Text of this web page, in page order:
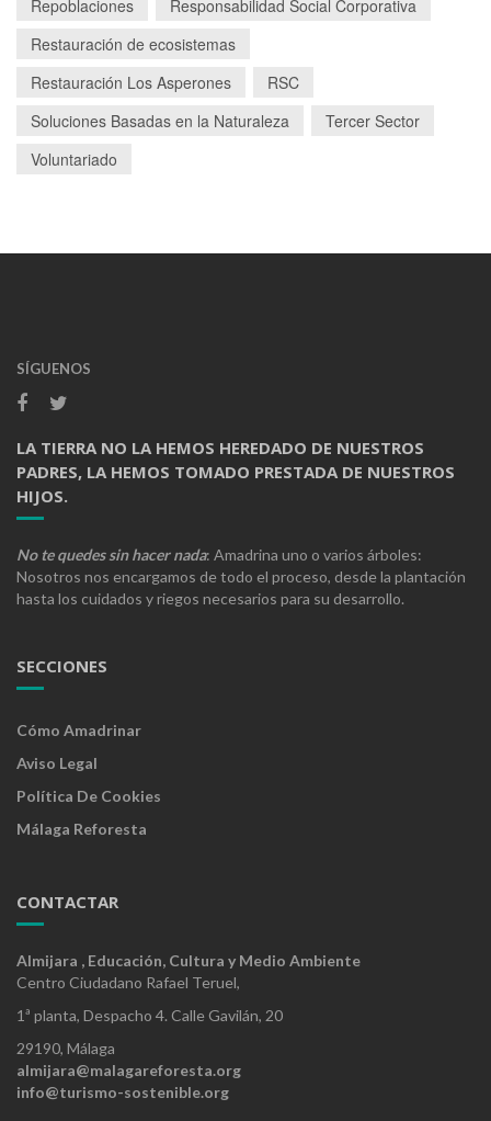
Repoblaciones
Responsabilidad Social Corporativa
Restauración de ecosistemas
Restauración Los Asperones
RSC
Soluciones Basadas en la Naturaleza
Tercer Sector
Voluntariado
SÍGUENOS
LA TIERRA NO LA HEMOS HEREDADO DE NUESTROS
PADRES, LA HEMOS TOMADO PRESTADA DE NUESTROS
HIJOS.
No te quedes sin hacer nada: Amadrina uno o varios árboles:
Nosotros nos encargamos de todo el proceso, desde la plantación
hasta los cuidados y riegos necesarios para su desarrollo.
SECCIONES
Cómo Amadrinar
Aviso Legal
Política De Cookies
Málaga Reforesta
CONTACTAR
Almijara , Educación, Cultura y Medio Ambiente
Centro Ciudadano Rafael Teruel,
1ª planta, Despacho 4. Calle Gavilán, 20
29190, Málaga
almijara@malagareforesta.org
info@turismo-sostenible.org